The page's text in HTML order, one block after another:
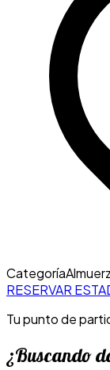
Categoría
RESERVAR
Tu punto de
¿Buscando